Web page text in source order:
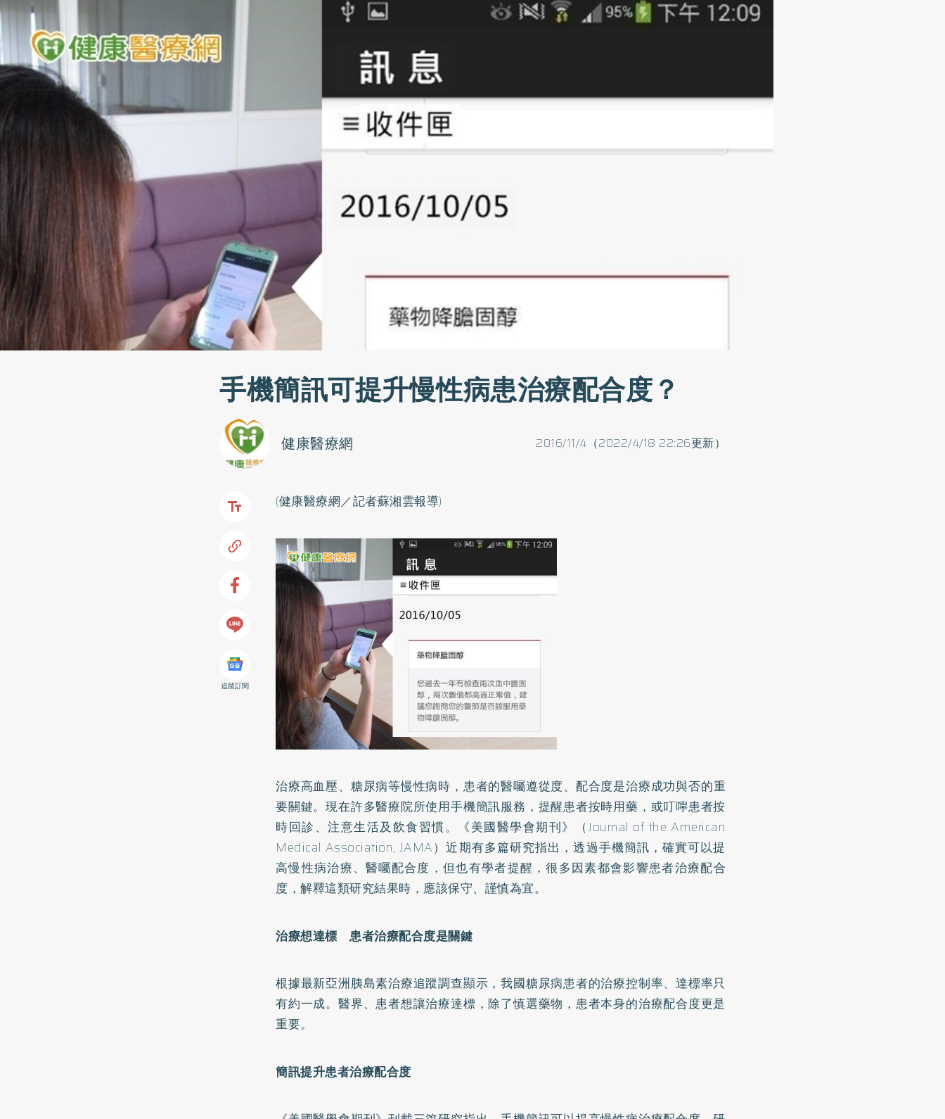
手機簡訊可提升慢性病患治療配合度？
2016/11/4（2022/4/18 22:26更新）
健康醫療網
追蹤訂閱
(健康醫療網／記者蘇湘雲報導)
治療高血壓、 糖尿病等慢性病時，患者的醫囑遵從度、配合度是治療成功與否的重
要關鍵。現在許多醫療院所使用手機簡訊服務，提醒患者按時用藥，或叮嚀患者按
時回診、注意生活及飲食習慣。《美國醫學會期刊》（Journal of the American
Medical Association, JAMA）近期有多篇研究指出，透過手機簡訊，確實可以提
高慢性病治療、醫囑配合度，但也有學者提醒，很多因素都會影響患者治療配合
度，解釋這類研究結果時，應該保守、謹慎為宜。
治療想達標 患者治療配合度是關鍵
根據最新亞洲胰島素治療追蹤調查顯示，我國糖尿病患者的治療控制率、達標率只
有約一成。醫界、患者想讓治療達標，除了慎選藥物，患者本身的治療配合度更是
重要。
簡訊提升患者治療配合度